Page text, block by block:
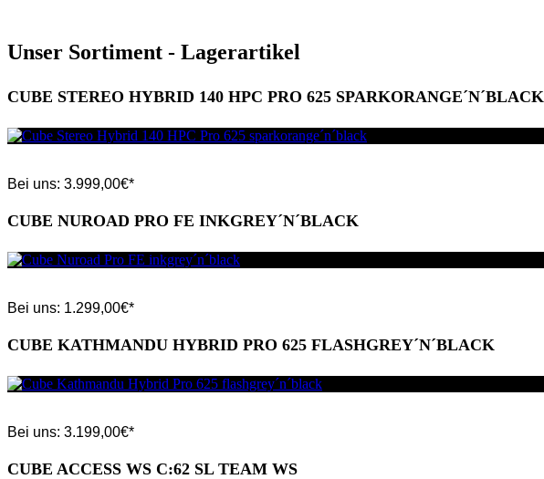
Unser Sortiment - Lagerartikel
CUBE STEREO HYBRID 140 HPC PRO 625 SPARKORANGE´N´BLACK
Bei uns: 3.999,00€*
CUBE NUROAD PRO FE INKGREY´N´BLACK
Bei uns: 1.299,00€*
CUBE KATHMANDU HYBRID PRO 625 FLASHGREY´N´BLACK
Bei uns: 3.199,00€*
CUBE ACCESS WS C:62 SL TEAM WS